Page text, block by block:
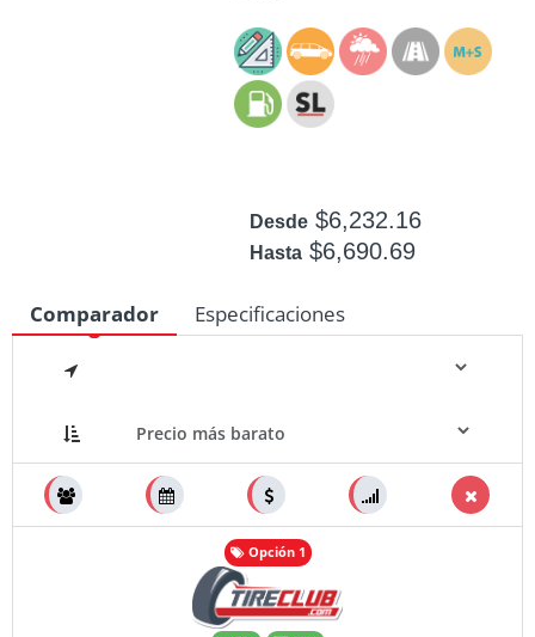
Desde $6,232.16
Hasta $6,690.69
Comparador Especificaciones
Opción 1